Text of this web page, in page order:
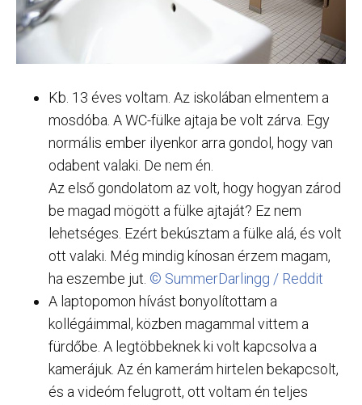
Kb. 13 éves voltam. Az iskolában elmentem a
mosdóba. A WC-fülke ajtaja be volt zárva. Egy
normális ember ilyenkor arra gondol, hogy van
odabent valaki. De nem én.
Az első gondolatom az volt, hogy hogyan zárod
be magad mögött a fülke ajtaját? Ez nem
lehetséges. Ezért bekúsztam a fülke alá, és volt
ott valaki. Még mindig kínosan érzem magam,
ha eszembe jut. © SummerDarlingg / Reddit
A laptopomon hívást bonyolítottam a
kollégáimmal, közben magammal vittem a
fürdőbe. A legtöbbeknek ki volt kapcsolva a
kamerájuk. Az én kamerám hirtelen bekapcsolt,
és a videóm felugrott, ott voltam én teljes